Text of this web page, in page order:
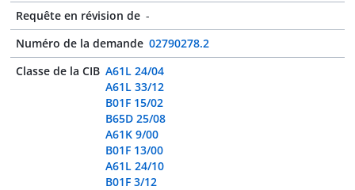
Requête en révision de -
Numéro de la demande 02790278.2
Classe de la CIB A61L 24/04
A61L 33/12
B01F 15/02
B65D 25/08
A61K 9/00
B01F 13/00
A61L 24/10
B01F 3/12